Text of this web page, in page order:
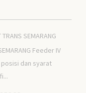
SEMARANG
Feeder IV
posisi dan syarat